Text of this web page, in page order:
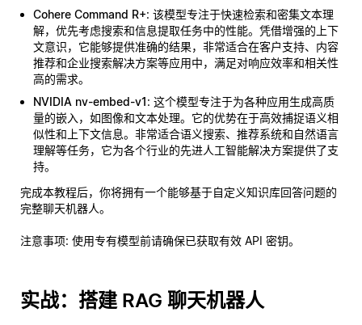
Cohere Command R+: 该模型专注于快速检索和密集文本理
解，优先考虑搜索和信息提取任务中的性能。凭借增强的上下
文意识，它能够提供准确的结果，非常适合在客户支持、内容
推荐和企业搜索解决方案等应用中，满足对响应效率和相关性
高的需求。
NVIDIA nv-embed-v1: 这个模型专注于为各种应用生成高质
量的嵌入，如图像和文本处理。它的优势在于高效捕捉语义相
似性和上下文信息。非常适合语义搜索、推荐系统和自然语言
理解等任务，它为各个行业的先进人工智能解决方案提供了支
持。
完成本教程后，你将拥有一个能够基于自定义知识库回答问题的
完整聊天机器人。
注意事项: 使用专有模型前请确保已获取有效 API 密钥。
实战：搭建 RAG 聊天机器人